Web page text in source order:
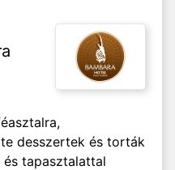
desszertek és torták
tapasztalattal